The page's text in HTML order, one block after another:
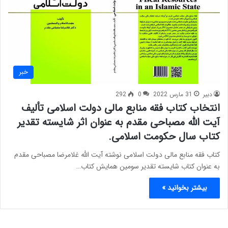
خبر
دبیر 31 مارس 2022 0
292
انتخاب کتاب فقه منابع مالی دولت اسلامی تألیف
آیت الله مصباحی مقدم به عنوان اثر شایسته تقدیر
کتاب سال حکومت اسلامی.
کتاب فقه منابع مالی دولت اسلامی نوشته آیت الله غلامرضا مصباحی مقدم
به عنوان کتاب شایسته تقدیر سومین همایش کتاب…
بیشتر بخوانید »